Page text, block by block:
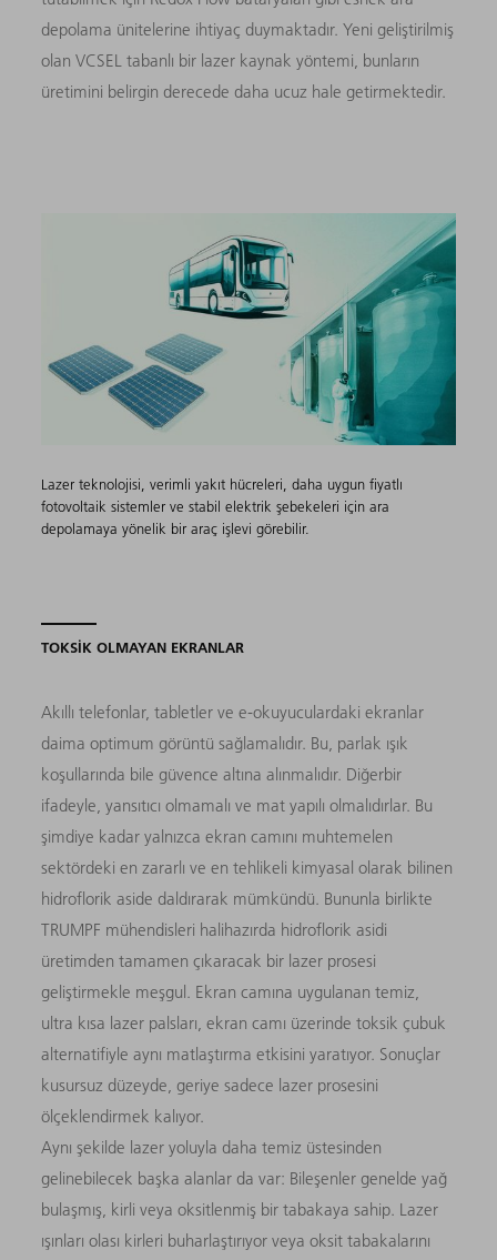
depolama ünitelerine ihtiyaç duymaktadır. Yeni geliştirilmiş
olan VCSEL tabanlı bir lazer kaynak yöntemi, bunların
üretimini belirgin derecede daha ucuz hale getirmektedir.
Lazer teknolojisi, verimli yakıt hücreleri, daha uygun fiyatlı
fotovoltaik sistemler ve stabil elektrik şebekeleri için ara
depolamaya yönelik bir araç işlevi görebilir.
TOKSİK OLMAYAN EKRANLAR
Akıllı telefonlar, tabletler ve e-okuyuculardaki ekranlar
daima optimum görüntü sağlamalıdır. Bu, parlak ışık
koşullarında bile güvence altına alınmalıdır. Diğerbir
ifadeyle, yansıtıcı olmamalı ve mat yapılı olmalıdırlar. Bu
şimdiye kadar yalnızca ekran camını muhtemelen
sektördeki en zararlı ve en tehlikeli kimyasal olarak bilinen
hidroflorik aside daldırarak mümkündü. Bununla birlikte
TRUMPF mühendisleri halihazırda hidroflorik asidi
üretimden tamamen çıkaracak bir lazer prosesi
geliştirmekle meşgul. Ekran camına uygulanan temiz,
ultra kısa lazer palsları, ekran camı üzerinde toksik çubuk
alternatifiyle aynı matlaştırma etkisini yaratıyor. Sonuçlar
kusursuz düzeyde, geriye sadece lazer prosesini
ölçeklendirmek kalıyor.
Aynı şekilde lazer yoluyla daha temiz üstesinden
gelinebilecek başka alanlar da var: Bileşenler genelde yağ
bulaşmış, kirli veya oksitlenmiş bir tabakaya sahip. Lazer
ışınları olası kirleri buharlaştırıyor veya oksit tabakalarını